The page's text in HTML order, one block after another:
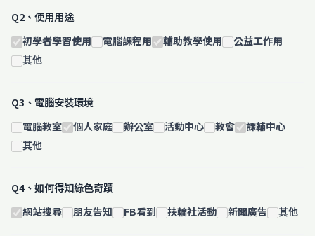
Q2、使用用途
初學者學習使用 電腦課程用 輔助教學使用
公益工作用
其他
Q3、電腦安裝環境
電腦教室 個人家庭 辦公室 活動中心 教會
課輔中心
其他
Q4、如何得知綠色奇蹟
網站搜尋 朋友告知 FB看到 扶輪社活動 新聞廣告 其他